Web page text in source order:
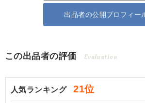
出品者の公開プロフィー
この出品者の評価 Evaluation
人気ランキング 21位